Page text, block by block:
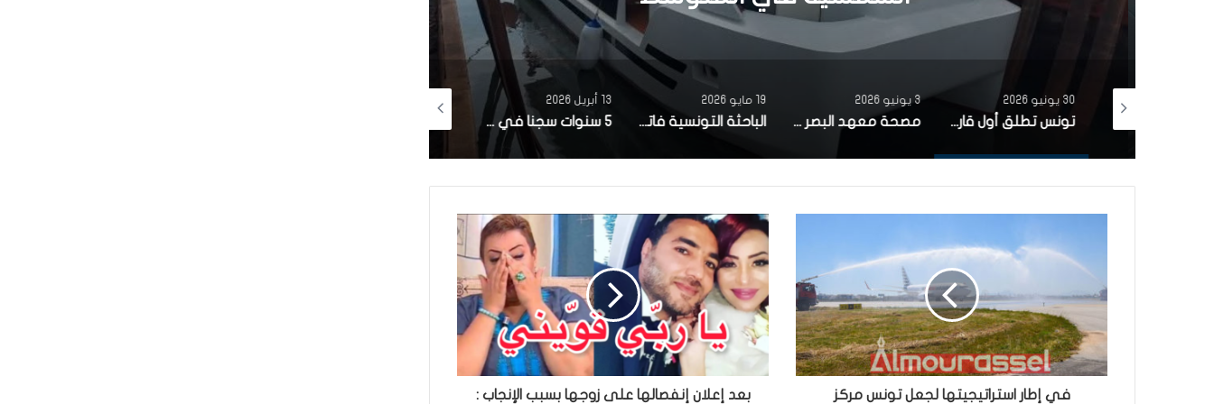
30 يونيو 2026
تونس تطلق أول قارب صيد كهربائي يعمل بالطاقة الشمسية في المتوسط
3 يونيو 2026
مصحة معهد البصر والشبكية بالبحيرة 1 تقوم باجراء اكثر من 50 عملية جراحية لازالة الماء الابيض مجانا لفائدة عدد من اهالي قفصة
19 مايو 2026
الباحثة التونسية فاتن المولدي تنجح في الحصول على براءة اختراع في الولايات المتحدة الأمريكية، وذلك بعد ابتكارها محركاً هجيناً ثورياً
13 أبريل 2026
5 سنوات سجنا في حق سامي الفهري
في إطار استراتيجيتها لجعل تونس مركز بعد إعلان إنفصالها على زوجها بسبب الإنجاب :